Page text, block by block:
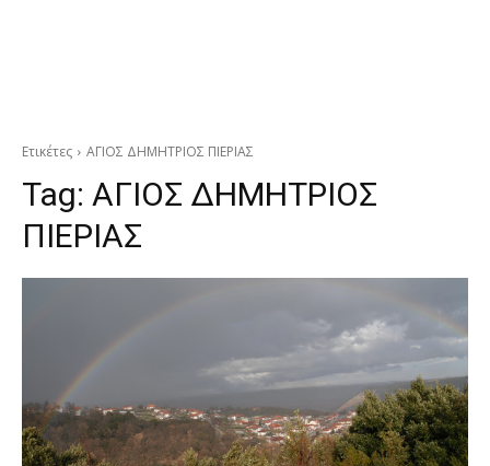
Ετικέτες ΑΓΙΟΣ ΔΗΜΗΤΡΙΟΣ ΠΙΕΡΙΑΣ
Tag: ΑΓΙΟΣ ΔΗΜΗΤΡΙΟΣ
ΠΙΕΡΙΑΣ